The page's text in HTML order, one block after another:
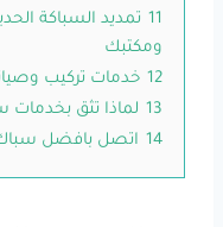
11 تمديد السباكة
ومكتبك
12 خدمات تركيب
13 لماذا تثق
14 اتصل بافضل